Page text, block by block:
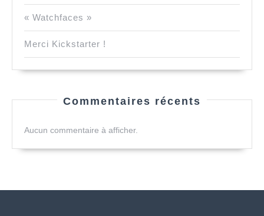
« Watchfaces »
Merci Kickstarter !
Commentaires récents
Aucun commentaire à afficher.